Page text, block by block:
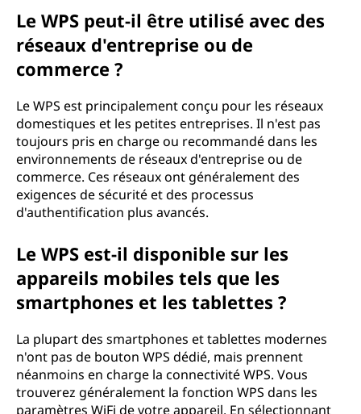
Le WPS peut-il être utilisé avec des
réseaux d'entreprise ou de
commerce ?
Le WPS est principalement conçu pour les réseaux
domestiques et les petites entreprises. Il n'est pas
toujours pris en charge ou recommandé dans les
environnements de réseaux d'entreprise ou de
commerce. Ces réseaux ont généralement des
exigences de sécurité et des processus
d'authentification plus avancés.
Le WPS est-il disponible sur les
appareils mobiles tels que les
smartphones et les tablettes ?
La plupart des smartphones et tablettes modernes
n'ont pas de bouton WPS dédié, mais prennent
néanmoins en charge la connectivité WPS. Vous
trouverez généralement la fonction WPS dans les
paramètres WiFi de votre appareil. En sélectionnant